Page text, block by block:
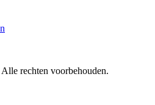
Alle rechten voorbehouden.